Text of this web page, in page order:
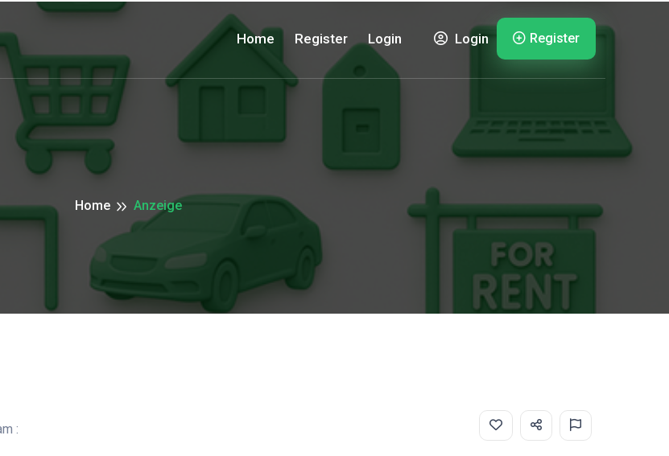
Home Register Login Login Register
Home Anzeige
: